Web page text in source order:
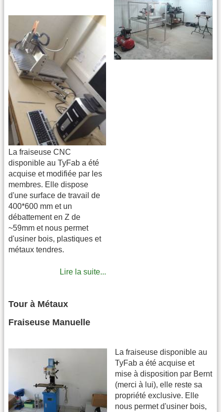
La fraiseuse CNC
disponible au TyFab a été
acquise et modifiée par les
membres. Elle dispose
d'une surface de travail de
400*600 mm et un
débattement en Z de
~59mm et nous permet
d'usiner bois, plastiques et
métaux tendres.
Lire la suite...
Tour à Métaux
Fraiseuse Manuelle
La fraiseuse disponible au
TyFab a été acquise et
mise à disposition par Bernt
(merci à lui), elle reste sa
propriété exclusive. Elle
nous permet d'usiner bois,